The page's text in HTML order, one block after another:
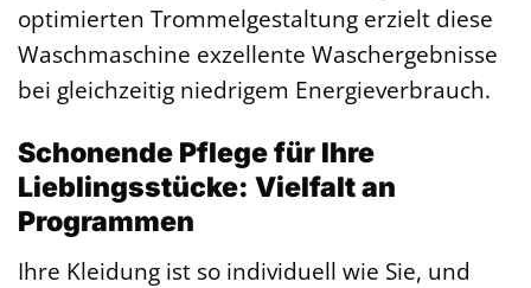
optimierten Trommelgestaltung erzielt diese
Waschmaschine exzellente Waschergebnisse
bei gleichzeitig niedrigem Energieverbrauch.
Schonende Pflege für Ihre
Lieblingsstücke: Vielfalt an
Programmen
Ihre Kleidung ist so individuell wie Sie, und